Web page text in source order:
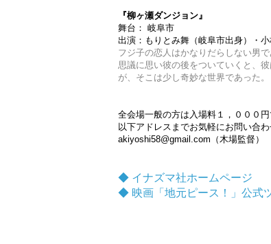
『柳ヶ瀬ダンジョン』
舞台： 岐阜市
出演：もりとみ舞（岐阜市出身）・小
フジ子の恋人はかなりだらしない男
思議に思い彼の後をついていくと、
が、そこは少し奇妙な世界であった。
全会場一般の方は入場料１，０００円
以下アドレスまでお気軽にお問い合わ
akiyoshi58@gmail.com（木場監督）
◆ イナズマ社ホームページ
◆ 映画「地元ピース！」公式